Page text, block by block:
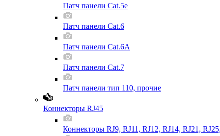
Патч панели Cat.5e
Патч панели Cat.6
Патч панели Cat.6A
Патч панели Cat.7
Патч панели тип 110, прочие
Коннекторы RJ45
Коннекторы RJ9, RJ11, RJ12, RJ14, RJ21,